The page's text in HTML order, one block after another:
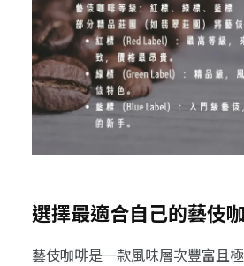
選擇最適合自己的藝伎
藝伎咖啡是一款風味層次豐富且